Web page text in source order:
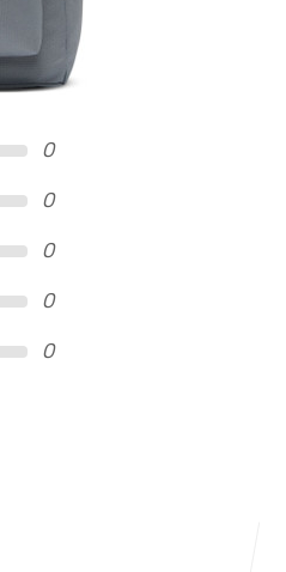
0
0
0
0
0